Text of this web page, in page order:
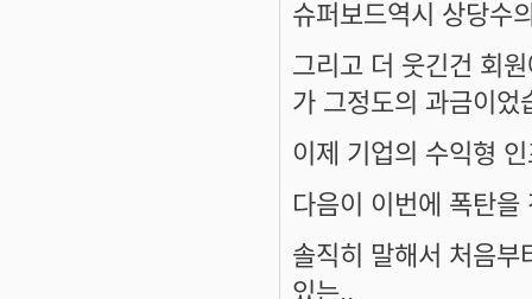
슈퍼보드역시 상당수
그리고 더 웃긴건 회
가 그정도의 과금이었
이제 기업의 수익형
다음이 이번에 폭탄
솔직히 말해서 처음
있는..